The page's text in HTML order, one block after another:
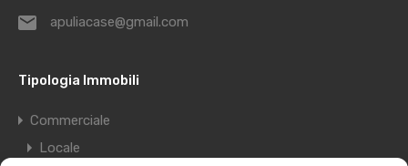
apuliacase@gmail.com
Tipologia Immobili
Commerciale
Locale